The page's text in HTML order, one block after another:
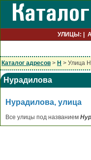
УЛИЦЫ:
Каталог адресов > Н > Улица
Нурадилова
Нурадилова, улица
Все улицы под названием